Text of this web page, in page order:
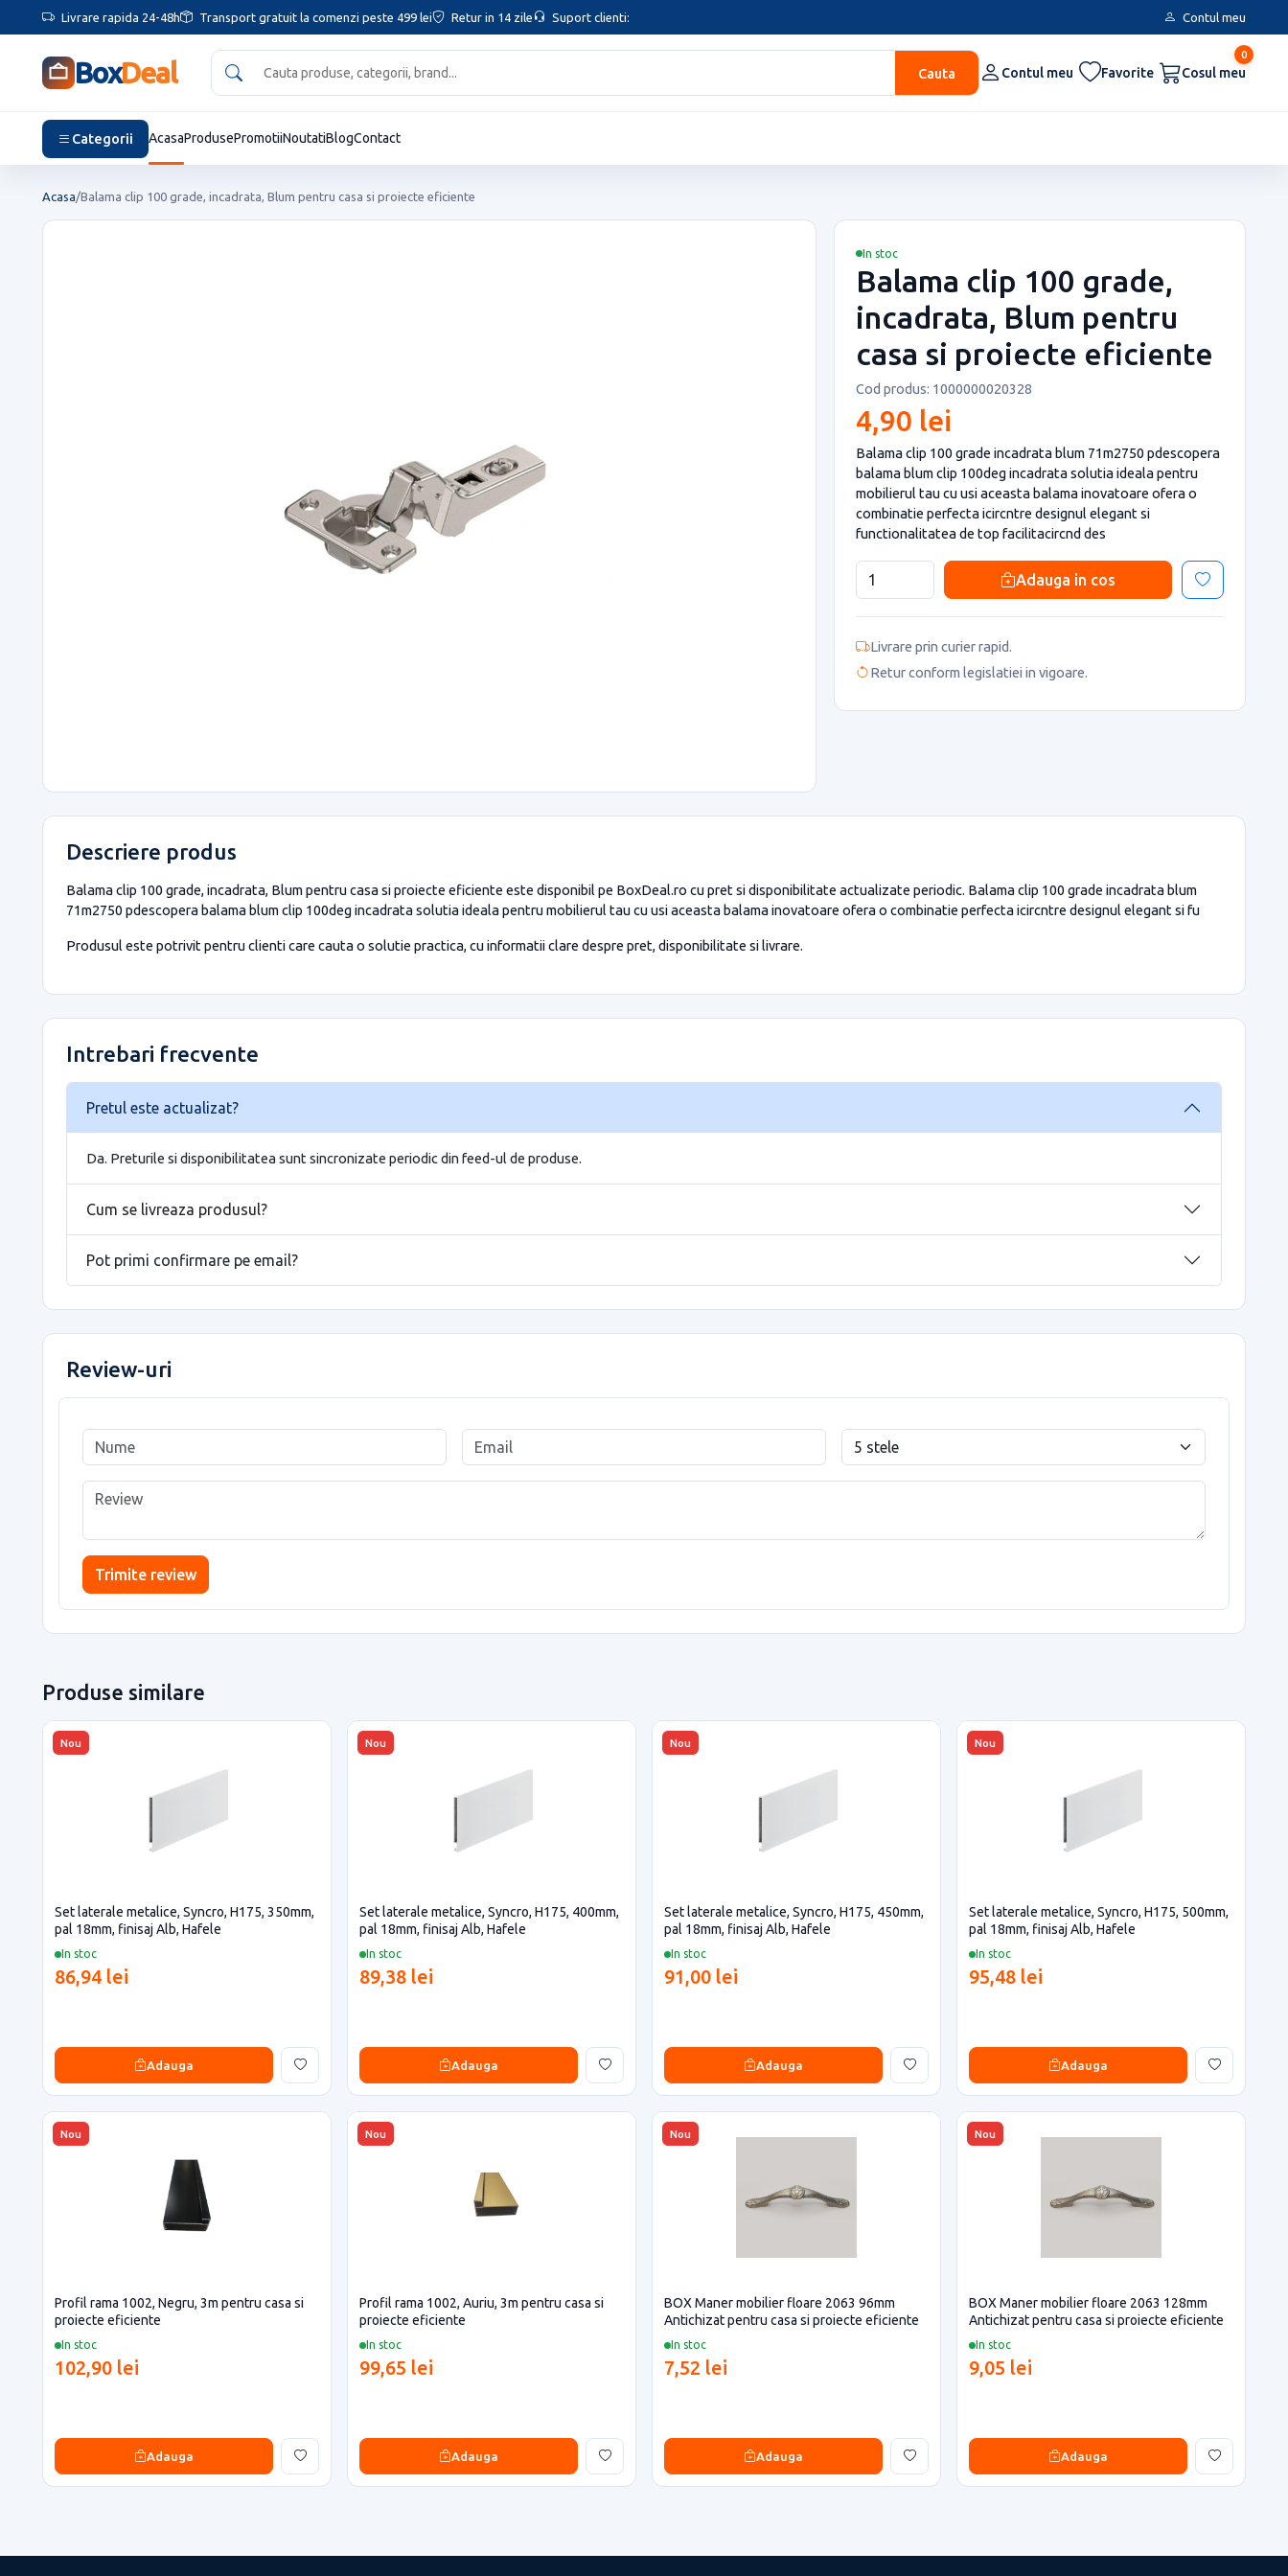
Livrare rapida 24-48h Transport gratuit la comenzi peste 499 lei Retur in 14 zile Suport clienti: Contul meu
BoxDeal Cauta Contul meu Favorite
0
Cosul meu
Categorii AcasaProdusePromotiiNoutatiBlogContact
Acasa/Balama clip 100 grade, incadrata, Blum pentru casa si proiecte eficiente
In stoc
Balama clip 100 grade,
incadrata, Blum pentru
casa si proiecte eficiente
Cod produs: 1000000020328
4,90 lei
Balama clip 100 grade incadrata blum 71m2750 pdescopera
balama blum clip 100deg incadrata solutia ideala pentru
mobilierul tau cu usi aceasta balama inovatoare ofera o
combinatie perfecta icircntre designul elegant si
functionalitatea de top facilitacircnd des
Adauga in cos
Livrare prin curier rapid.
Retur conform legislatiei in vigoare.
Descriere produs
Balama clip 100 grade, incadrata, Blum pentru casa si proiecte eficiente este disponibil pe BoxDeal.ro cu pret si disponibilitate actualizate periodic. Balama clip 100 grade incadrata blum
71m2750 pdescopera balama blum clip 100deg incadrata solutia ideala pentru mobilierul tau cu usi aceasta balama inovatoare ofera o combinatie perfecta icircntre designul elegant si fu
Produsul este potrivit pentru clienti care cauta o solutie practica, cu informatii clare despre pret, disponibilitate si livrare.
Intrebari frecvente
Pretul este actualizat?
Da. Preturile si disponibilitatea sunt sincronizate periodic din feed-ul de produse.
Cum se livreaza produsul?
Pot primi confirmare pe email?
Review-uri
Trimite review
Produse similare
Nou
In stoc
Set laterale metalice, Syncro, H175, 350mm,
pal 18mm, finisaj Alb, Hafele
86,94 lei
Adauga
Nou
In stoc
Set laterale metalice, Syncro, H175, 400mm,
pal 18mm, finisaj Alb, Hafele
89,38 lei
Adauga
Nou
In stoc
Set laterale metalice, Syncro, H175, 450mm,
pal 18mm, finisaj Alb, Hafele
91,00 lei
Adauga
Nou
In stoc
Set laterale metalice, Syncro, H175, 500mm,
pal 18mm, finisaj Alb, Hafele
95,48 lei
Adauga
Nou
In stoc
Profil rama 1002, Negru, 3m pentru casa si
proiecte eficiente
102,90 lei
Adauga
Nou
In stoc
Profil rama 1002, Auriu, 3m pentru casa si
proiecte eficiente
99,65 lei
Adauga
Nou
In stoc
BOX Maner mobilier floare 2063 96mm
Antichizat pentru casa si proiecte eficiente
7,52 lei
Adauga
Nou
In stoc
BOX Maner mobilier floare 2063 128mm
Antichizat pentru casa si proiecte eficiente
9,05 lei
Adauga